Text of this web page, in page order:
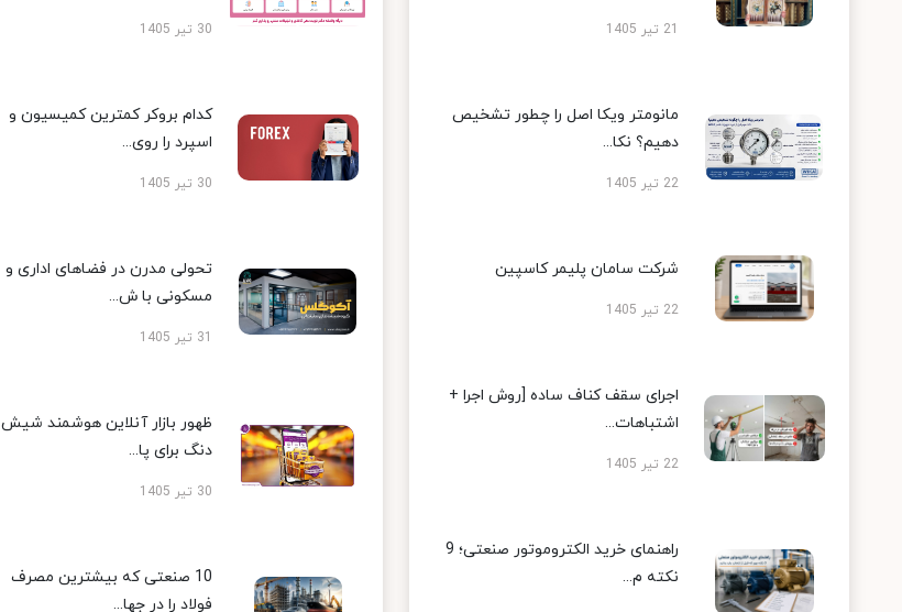
21 تیر 1405
مانومتر ویکا اصل را چطور تشخیص
دهیم؟ نکا...
22 تیر 1405
شرکت سامان پلیمر کاسپین
22 تیر 1405
اجرای سقف کناف ساده [روش اجرا +
اشتباهات...
22 تیر 1405
راهنمای خرید الکتروموتور صنعتی؛ 9
نکته م...
30 تیر 1405
کدام بروکر کمترین کمیسیون و
اسپرد را روی...
30 تیر 1405
تحولی مدرن در فضاهای اداری و
مسکونی با ش...
31 تیر 1405
ظهور بازار آنلاین هوشمند شیش
دنگ برای پا...
30 تیر 1405
10 صنعتی که بیشترین مصرف
فولاد را در جها...